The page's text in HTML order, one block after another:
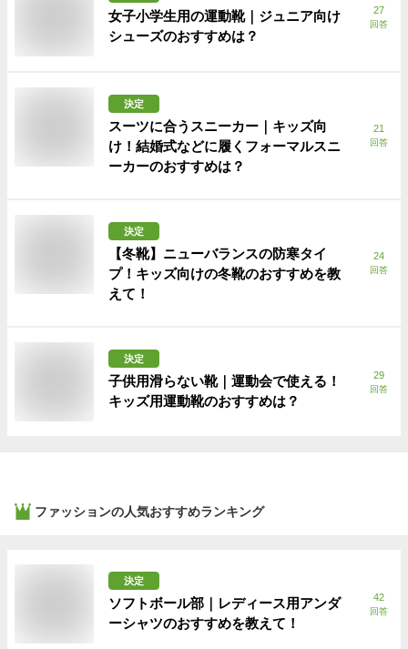
女子小学生用の運動靴｜ジュニア向け
シューズのおすすめは？
27
回答
決定
スーツに合うスニーカー｜キッズ向
け！結婚式などに履くフォーマルスニ
ーカーのおすすめは？
21
回答
決定
【冬靴】ニューバランスの防寒タイ
プ！キッズ向けの冬靴のおすすめを教
えて！
24
回答
決定
子供用滑らない靴｜運動会で使える！
キッズ用運動靴のおすすめは？
29
回答
ファッションの人気おすすめランキング
決定
ソフトボール部｜レディース用アンダ
ーシャツのおすすめを教えて！
42
回答